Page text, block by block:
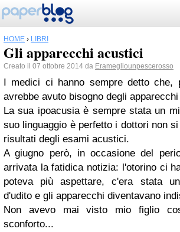
HOME › LIBRI
Gli apparecchi acustici
Creato il 07 ottobre 2014 da Eramegliounpescerosso
I medici ci hanno sempre detto che,
avrebbe avuto bisogno degli
La sua ipoacusia è sempre stata un
suo linguaggio è perfetto i dottori non
risultati degli esami acustici.
A giugno però, in occasione del
arrivata la fatidica notizia: l'otorino ci
poteva più aspettare, c'era stata
d'udito e gli apparecchi diventavano
Non avevo mai visto mio figlio
sconforto...